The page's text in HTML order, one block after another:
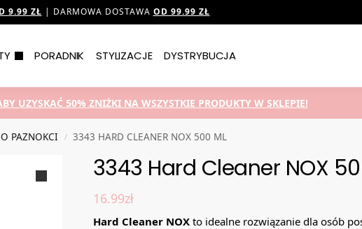
9.99 ZŁ | DARMOWA DOSTAWA OD 99.99 ZŁ
PORADNIK STYLIZACJE DYSTRYBUCJA
UZYSKAĆ 50% ZNIŻKI NA WSZYSTKIE PRODUKTY W SKLEPIE!
PAZNOKCI / 3343 HARD CLEANER NOX 500 ML
3343 Hard Cleaner NOX
16.99zł
Hard Cleaner NOXto idealne rozwiązanie dla osób